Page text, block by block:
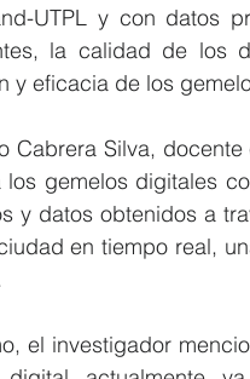
UTPL y con datos
la calidad de los
y eficacia de los
Cabrera Silva,
los gemelos digitales
y datos obtenidos a
en tiempo real,
el investigador